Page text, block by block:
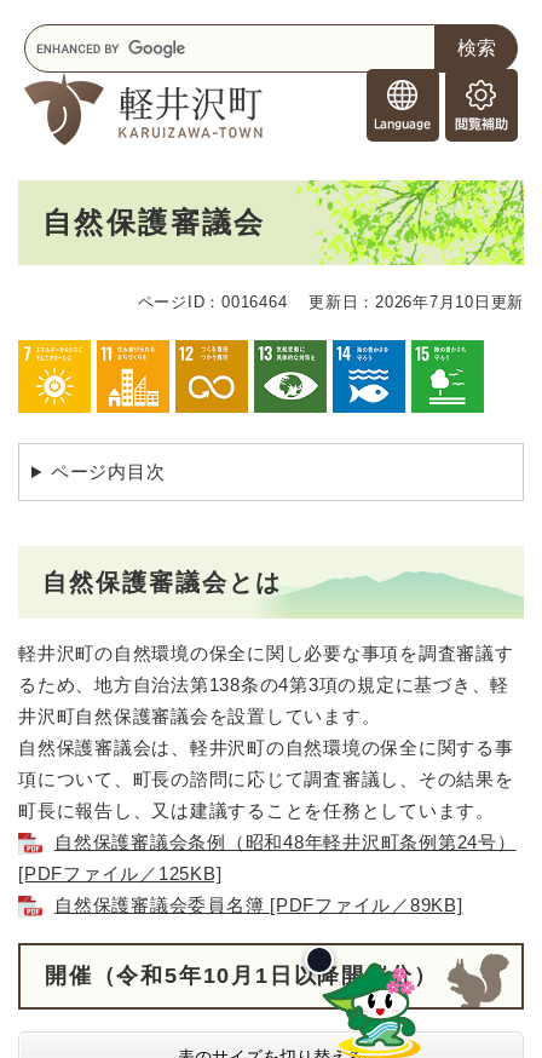
o
r
e
i
n
r
s
閲
覧
助
キ
ー
ワ
自然保護審議会
ページID：0016464 更新日：2026年7月10日更新
ページ内目次
自然保護審議会とは
軽井沢町の自然環境の保全に関し必要な事項を調査審議す
るため、地方自治法第138条の4第3項の規定に基づき、軽
井沢町自然保護審議会を設置しています。
自然保護審議会は、軽井沢町の自然環境の保全に関する事
項について、町長の諮問に応じて調査審議し、その結果を
町長に報告し、又は建議することを任務としています。
自然保護審議会条例（昭和48年軽井沢町条例第24号）
[PDFファイル／125KB]
自然保護審議会委員名簿 [PDFファイル／89KB]
開催（令和5年10月1日以降開催分）